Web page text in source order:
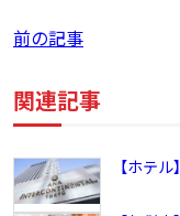
前の記事
関連記事
【ホテ